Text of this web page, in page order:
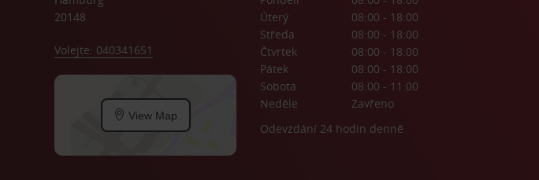
20148
Volejte: 040341651
View Map
Úterý
08:00 - 18:00
Středa
08:00 - 18:00
Čtvrtek
08:00 - 18:00
Pátek
08:00 - 18:00
Sobota
08:00 - 11:00
Neděle
Zavřeno
Odevzdání 24 hodin denně